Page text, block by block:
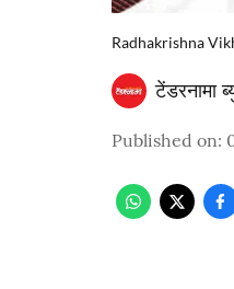
Radhakrishna
टेंडरनामा
Published on: